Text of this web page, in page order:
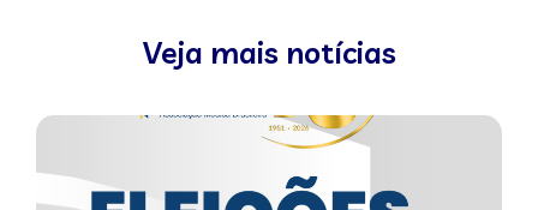
Veja mais notícias